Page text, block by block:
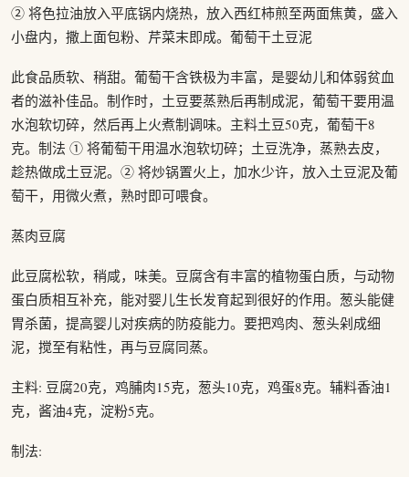
② 将色拉油放入平底锅内烧热，放入西红柿煎至两面焦黄，盛入
小盘内，撒上面包粉、芹菜末即成。葡萄干土豆泥
此食品质软、稍甜。葡萄干含铁极为丰富，是婴幼儿和体弱贫血
者的滋补佳品。制作时，土豆要蒸熟后再制成泥，葡萄干要用温
水泡软切碎，然后再上火煮制调味。主料土豆50克，葡萄干8
克。制法 ① 将葡萄干用温水泡软切碎；土豆洗净，蒸熟去皮，
趁热做成土豆泥。② 将炒锅置火上，加水少许，放入土豆泥及葡
萄干，用微火煮，熟时即可喂食。
蒸肉豆腐
此豆腐松软，稍咸，味美。豆腐含有丰富的植物蛋白质，与动物
蛋白质相互补充，能对婴儿生长发育起到很好的作用。葱头能健
胃杀菌，提高婴儿对疾病的防疫能力。要把鸡肉、葱头剁成细
泥，搅至有粘性，再与豆腐同蒸。
主料: 豆腐20克，鸡脯肉15克，葱头10克，鸡蛋8克。辅料香油1
克，酱油4克，淀粉5克。
制法: